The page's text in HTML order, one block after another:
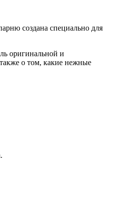
создана специально для
оригинальной и
о том, какие нежные